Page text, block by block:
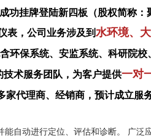
功挂牌登陆新四板（股权简称：
表，公司业务涉及到水环境、
环保系统、安监系统、科研院
术服务团队，为客户提供一对
家代理商、经销商，预计成立服
自动进行定位、评估和诊断。 广泛